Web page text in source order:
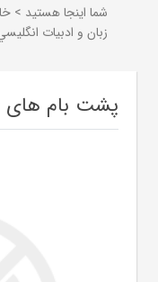
شما اینجا هستید >
زبان و ادبيات
پشت بام های